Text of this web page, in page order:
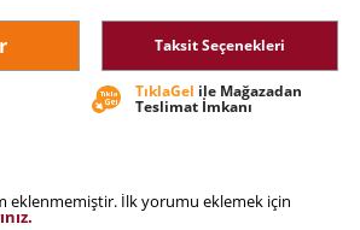
Taksit Seçenekleri
TıklaGel ile Mağazadan
Teslimat İmkanı
eklenmemiştir. İlk yorumu eklemek için